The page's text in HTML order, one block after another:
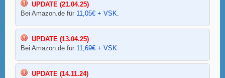
UPDATE (21.04.25)
Bei Amazon.de für 11,05€ + VSK
UPDATE (13.04.25)
Bei Amazon.de für 11,69€ + VSK
UPDATE (14.11.24)